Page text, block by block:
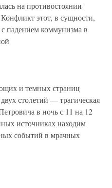
на противостоянии
этот, в сущности,
падением коммунизма в
и темных страниц
столетий — трагическая
в ночь с 11 на 12
источниках находим
событий в мрачных